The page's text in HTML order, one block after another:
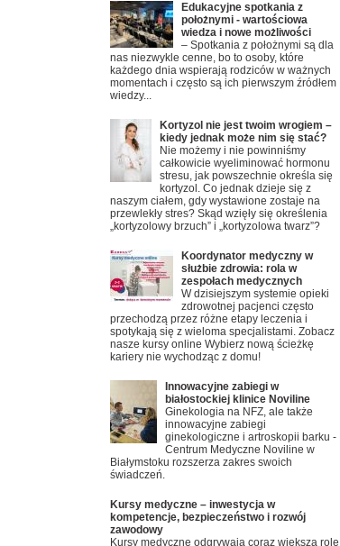
Edukacyjne spotkania z
położnymi - wartościowa
wiedza i nowe możliwości
– Spotkania z położnymi są dla
nas niezwykle cenne, bo to osoby, które
każdego dnia wspierają rodziców w ważnych
momentach i często są ich pierwszym źródłem
wiedzy...
Kortyzol nie jest twoim wrogiem –
kiedy jednak może nim się stać?
Nie możemy i nie powinniśmy
całkowicie wyeliminować hormonu
stresu, jak powszechnie określa się
kortyzol. Co jednak dzieje się z
naszym ciałem, gdy wystawione zostaje na
przewlekły stres? Skąd wzięły się określenia
„kortyzolowy brzuch” i „kortyzolowa twarz”?
Koordynator medyczny w
służbie zdrowia: rola w
zespołach medycznych
W dzisiejszym systemie opieki
zdrowotnej pacjenci często
przechodzą przez różne etapy leczenia i
spotykają się z wieloma specjalistami. Zobacz
nasze kursy online Wybierz nową ścieżkę
kariery nie wychodząc z domu!
Innowacyjne zabiegi w
białostockiej klinice Noviline
Ginekologia na NFZ, ale także
innowacyjne zabiegi
ginekologiczne i artroskopii barku -
Centrum Medyczne Noviline w
Białymstoku rozszerza zakres swoich
świadczeń.
Kursy medyczne – inwestycja w
kompetencje, bezpieczeństwo i rozwój
zawodowy
Kursy medyczne odgrywają coraz większą rolę